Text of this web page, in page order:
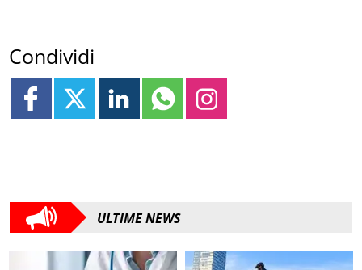
Condividi
ULTIME NEWS